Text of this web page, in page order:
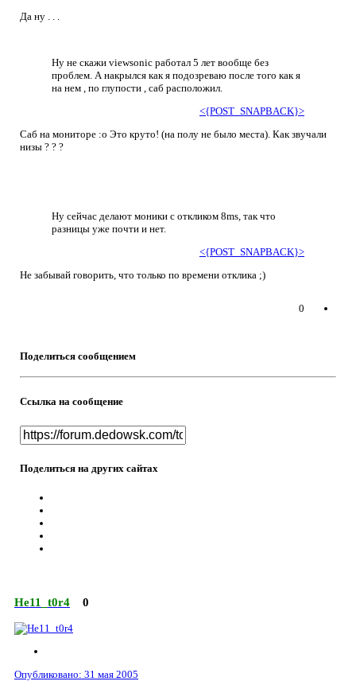
Да ну . . .
Ну не скажи viewsonic работал 5 лет вообще без
проблем. А накрылся как я подозреваю после того как я
на нем , по глупости , саб расположил.
<{POST_SNAPBACK}>
Саб на мониторе :o Это круто! (на полу не было места). Как звучали
низы ? ? ?
Ну сейчас делают моники с откликом 8ms, так что
разницы уже почти и нет.
<{POST_SNAPBACK}>
Не забывай говорить, что только по времени отклика ;)
0
Поделиться сообщением
Ссылка на сообщение
Поделиться на других сайтах
He11_t0r4 0
Опубликовано: 31 мая 2005